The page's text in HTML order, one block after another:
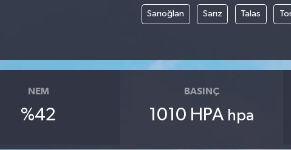
Sarıoğlan Sarız Talas
NEM
%42
BASINÇ
1010 HPA hpa